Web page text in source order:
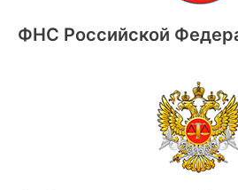
ФНС Российской